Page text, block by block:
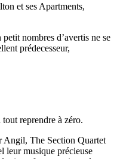
et ses Apartments,
nombres d’avertis ne se
prédecesseur,
reprendre à zéro.
Angil, The Section Quartet
leur musique précieuse